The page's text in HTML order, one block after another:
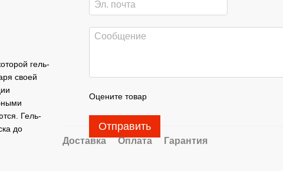
гель-
своей
Гель-
до
Оцените товар
Отправить
Доставка Оплата Гарантия